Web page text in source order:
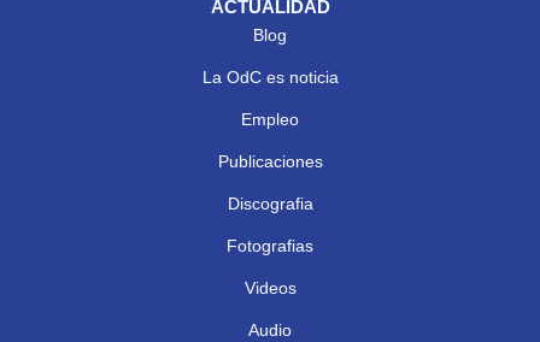
ACTUALIDAD
Blog
La OdC es noticia
Empleo
Publicaciones
Discografia
Fotografias
Videos
Audio